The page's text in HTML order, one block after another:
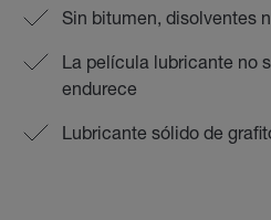
Sin bitumen, disolventes
La película lubricante no
endurece
Lubricante sólido de